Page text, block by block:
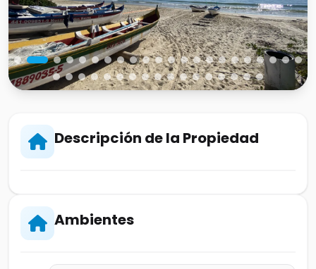
Descripción de la Propiedad
Ambientes